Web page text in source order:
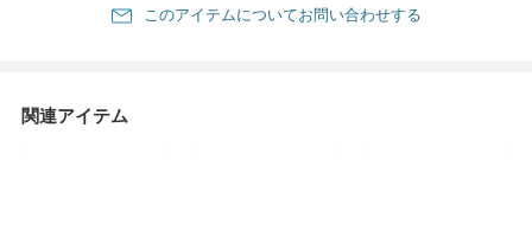
このアイテムについてお問い合わせする
関連アイテム